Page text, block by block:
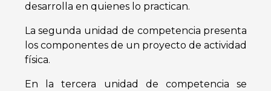
desarrolla en quienes lo practican.
La segunda unidad de competencia presenta
los componentes de un proyecto de actividad
física.
En la tercera unidad de competencia se